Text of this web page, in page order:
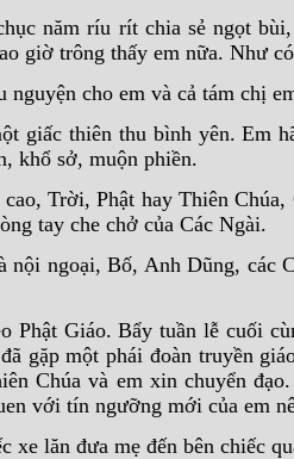
năm ríu rít chia sẻ ngọt
giờ trông thấy em nữa. Như
nguyện cho em và cả tám chị
giấc thiên thu bình yên. Em
khổ sở, muộn phiền.
Trời, Phật hay Thiên
tay che chở của Các Ngài.
ngoại, Bố, Anh Dũng, các
Phật Giáo. Bẩy tuần lễ cuối
gặp một phái đoàn truyền
Chúa và em xin chuyển
với tín ngưỡng mới của em
xe lăn đưa mẹ đến bên chiếc